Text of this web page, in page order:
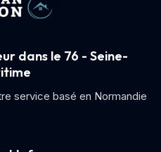
dans le 76 - Seine-
service basé en Normandie